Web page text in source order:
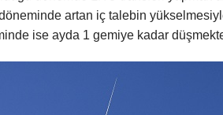
döneminde artan iç talebin
ise ayda 1 gemiye kadar